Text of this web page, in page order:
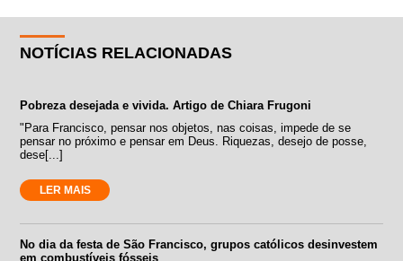
NOTÍCIAS RELACIONADAS
Pobreza desejada e vivida. Artigo de Chiara Frugoni
"Para Francisco, pensar nos objetos, nas coisas, impede de se
pensar no próximo e pensar em Deus. Riquezas, desejo de posse,
dese[...]
LER MAIS
No dia da festa de São Francisco, grupos católicos desinvestem
em combustíveis fósseis